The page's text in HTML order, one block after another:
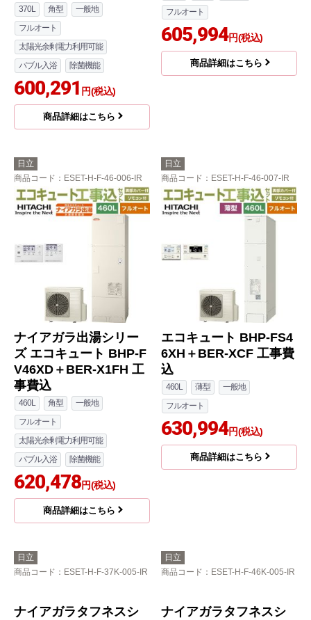
370L 角型
一般地
フルオート
太陽光余剰電力利用可能
バブル入浴
除菌機能
600,291 円(税込)
商品詳細はこちら
フルオート
605,994円(税込)
商品詳細はこちら
日立
商品コード ：ESET-H-F-46-006-IR
ナイアガラ出湯シリー
ズ エコキュート BHP-F
V46XD＋BER-X1FH 工
事費込
460L 角型
一般地
フルオート
太陽光余剰電力利用可能
バブル入浴
除菌機能
620,478円(税込)
商品詳細はこちら
日立
商品コード ：ESET-H-F-46-007-IR
エコキュート BHP-FS4
6XH＋BER-XCF 工事費
込
460L 薄型
一般地
フルオート
630,994円(税込)
商品詳細はこちら
日立
商品コード ：ESET-H-F-37K-005-IR
日立
商品コード ：ESET-H-F-46K-005-IR
ナイアガラタフネスシ